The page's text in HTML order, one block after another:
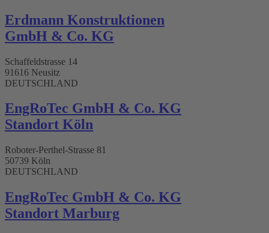
Erdmann Konstruktionen
GmbH & Co. KG
Schaffeldstrasse 14
91616 Neusitz
DEUTSCHLAND
EngRoTec GmbH & Co. KG
Standort Köln
Roboter-Perthel-Strasse 81
50739 Köln
DEUTSCHLAND
EngRoTec GmbH & Co. KG
Standort Marburg